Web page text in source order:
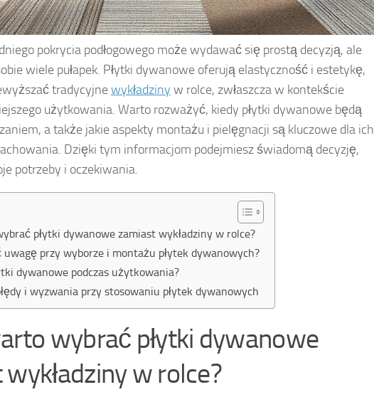
pokrycia podłogowego może wydawać się prostą decyzją, ale
wiele pułapek. Płytki dywanowe oferują elastyczność i estetykę,
tradycyjnewykładziny w rolce, zwłaszcza w kontekście
użytkowania. Warto rozważyć, kiedy płytki dywanowe będą
a także jakie aspekty montażu i pielęgnacji są kluczowe dla ich
Dzięki tym informacjom podejmiesz świadomą decyzję,
potrzeby i oczekiwania.
płytki dywanowe zamiast wykładziny w rolce?
uwagę przy wyborze i montażu płytek dywanowych?
dywanowe podczas użytkowania?
i wyzwania przy stosowaniu płytek dywanowych
wybrać płytki dywanowe
w rolce?